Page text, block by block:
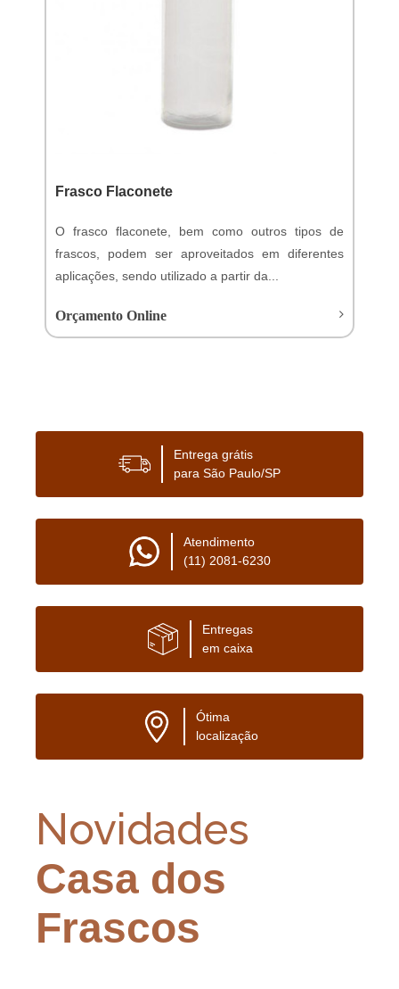
Frasco Flaconete
O frasco flaconete, bem como outros tipos de
frascos, podem ser aproveitados em diferentes
aplicações, sendo utilizado a partir da...
Orçamento Online
Entrega grátis
para São Paulo/SP
Atendimento
(11) 2081-6230
Entregas
em caixa
Ótima
localização
Novidades
Casa dos
Frascos